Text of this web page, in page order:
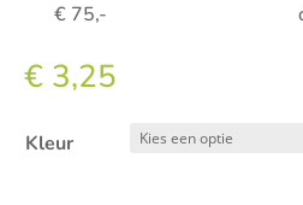
€ 75,-
€ 3,25
Kleur